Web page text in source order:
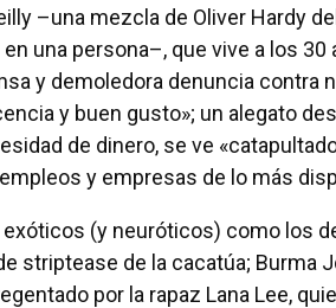
–una mezcla de Oliver Hardy
una persona–, que vive a los
y demoledora denuncia contra
y buen gusto»; un alegato
de dinero, se ve
y empresas de lo más
(y neuróticos) como los
striptease de la cacatúa; Burma
por la rapaz Lana Lee,